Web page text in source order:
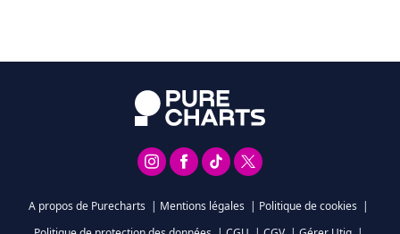
A propos de Purecharts | Mentions légales | Politique de cookies |